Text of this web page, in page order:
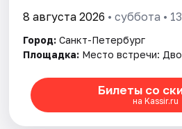
8 августа 2026 • суббота •
Город: Санкт-Петербург
Площадка: Место встречи:
Билеты со
на Kassir.ru